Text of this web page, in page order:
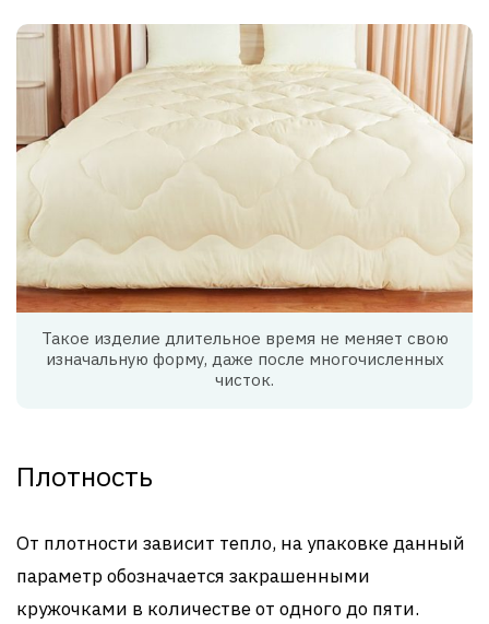
Такое изделие длительное время не меняет свою
изначальную форму, даже после многочисленных
чисток.
Плотность
От плотности зависит тепло, на упаковке данный
параметр обозначается закрашенными
кружочками в количестве от одного до пяти.